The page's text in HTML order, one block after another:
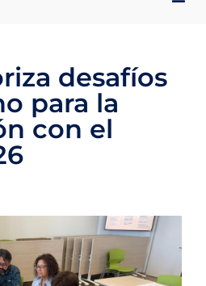
desafíos
para la
con el